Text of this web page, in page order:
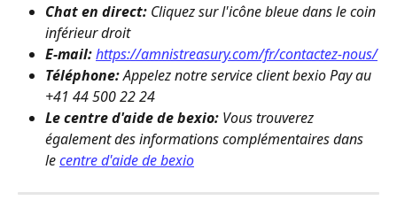
Chat en direct: Cliquez sur l'icône bleue dans le coin
inférieur droit
E-mail:https://amnistreasury.com/fr/contactez-nous/
Téléphone: Appelez notre service client bexio Pay au
+41 44 500 22 24
Le centre d'aide de bexio: Vous trouverez
également des informations complémentaires dans
le centre d'aide de bexio